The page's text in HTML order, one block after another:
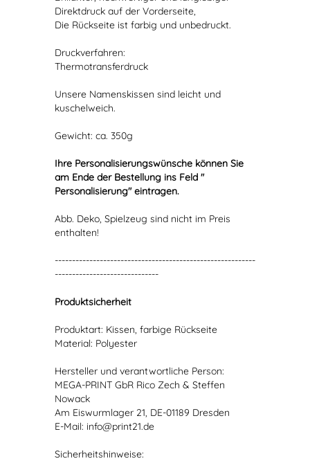
Direktdruck auf der Vorderseite,
Die Rückseite ist farbig und unbedruckt.
Druckverfahren:
Thermotransferdruck
Unsere Namenskissen sind leicht und
kuschelweich.
Gewicht: ca. 350g
Ihre Personalisierungswünsche können Sie
am Ende der Bestellung ins Feld "
Personalisierung" eintragen.
Abb. Deko, Spielzeug sind nicht im Preis
enthalten!
----------------------------------------------------------
------------------------------
Produktsicherheit
Produktart: Kissen, farbige Rückseite
Material: Polyester
Hersteller und verantwortliche Person:
MEGA-PRINT GbR Rico Zech & Steffen
Nowack
Am Eiswurmlager 21, DE-01189 Dresden
E-Mail: info@print21.de
Sicherheitshinweise: